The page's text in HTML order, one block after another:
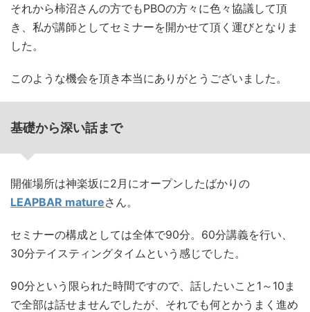
それから柿沼さんの方でもPBOの方々に色々協議して頂
き、私が講師としてセミナーを開かせて頂く運びとなりま
した。
このような機会を頂き本当にありがとうございました。
基礎から深い話まで
開催場所は神楽坂に2月にオープンしたばかりの
LEAPBAR matureさん。
セミナーの構成としては全体で90分。60分講義を行い、
30分テイスティングタイムという感じでした。
90分という限られた時間ですので、話したいこと1～10ま
で全部は話せませんでしたが、それでも何とかうまく進め